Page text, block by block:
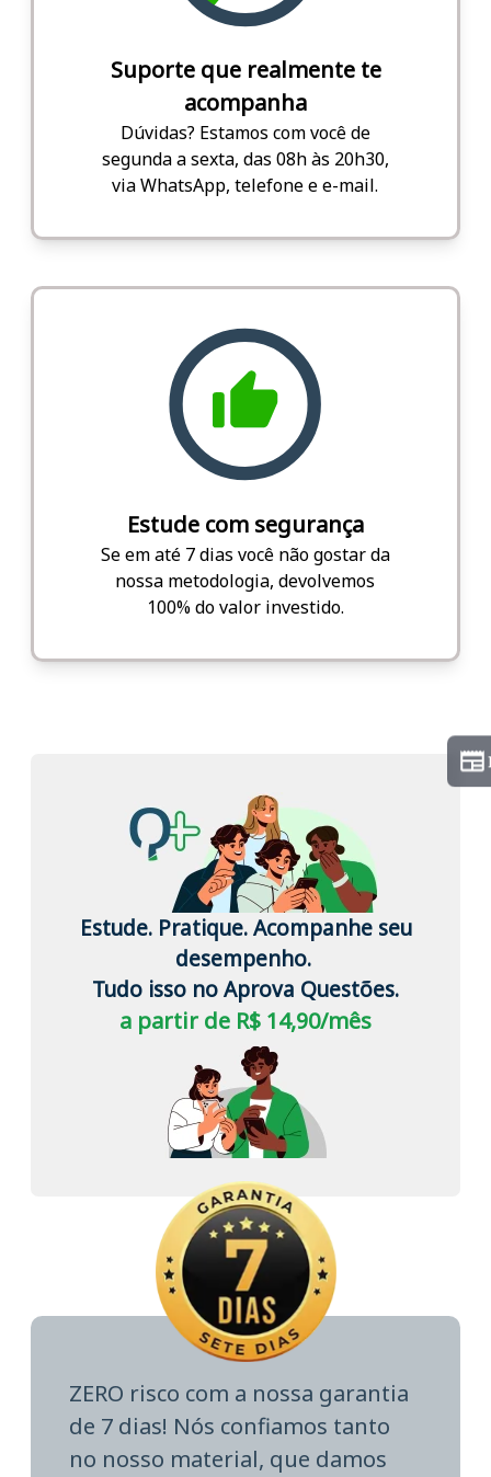
Suporte que realmente te
acompanha
Dúvidas? Estamos com você de
segunda a sexta, das 08h às 20h30,
via WhatsApp, telefone e e-mail.
Estude com segurança
Se em até 7 dias você não gostar da
nossa metodologia, devolvemos
100% do valor investido.
Estude. Pratique. Acompanhe seu
desempenho.
Tudo isso no Aprova Questões.
a partir de R$ 14,90/mês
ZERO risco com a nossa garantia
de 7 dias! Nós confiamos tanto
no nosso material, que damos